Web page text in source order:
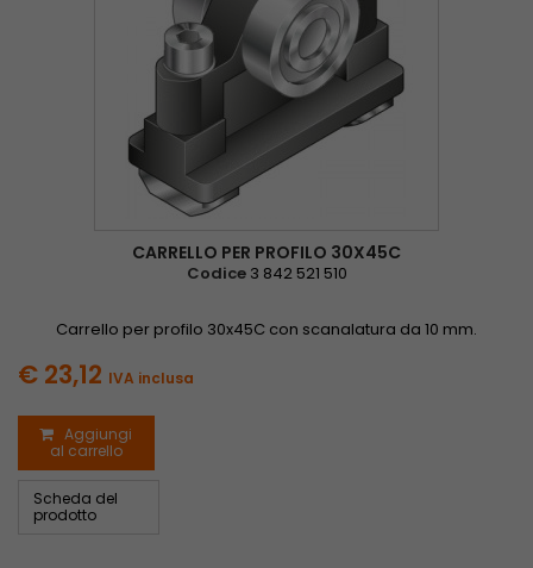
CARRELLO PER PROFILO 30X45C
Codice 3 842 521 510
Carrello per profilo 30x45C con scanalatura da 10 mm.
€ 23,12 IVA inclusa
Aggiungi
al carrello
Scheda del
prodotto